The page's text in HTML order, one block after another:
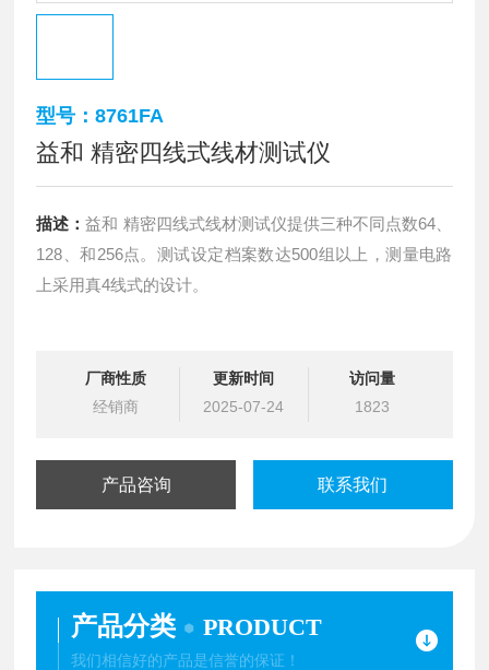
型号：8761FA
益和 精密四线式线材测试仪
描述：益和 精密四线式线材测试仪提供三种不同点数64、
128、和256点。测试设定档案数达500组以上，测量电路
上采用真4线式的设计。
厂商性质
经销商
更新时间
2025-07-24
访问量
1823
产品咨询 联系我们
产品分类 PRODUCT
我们相信好的产品是信誉的保证！